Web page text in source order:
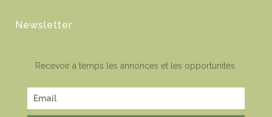
Newsletter
Recevoir à temps les annonces et les opportunités.